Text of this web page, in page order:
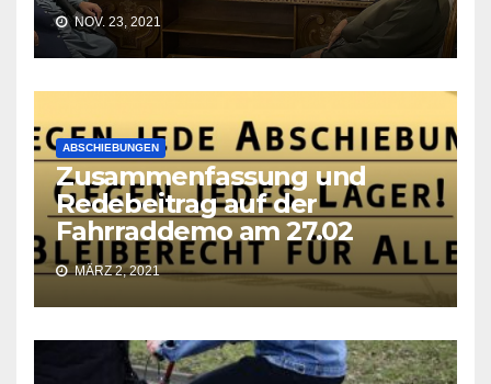
NOV. 23, 2021
ABSCHIEBUNGEN
Zusammenfassung und
Redebeitrag auf der
Fahrraddemo am 27.02
MÄRZ 2, 2021